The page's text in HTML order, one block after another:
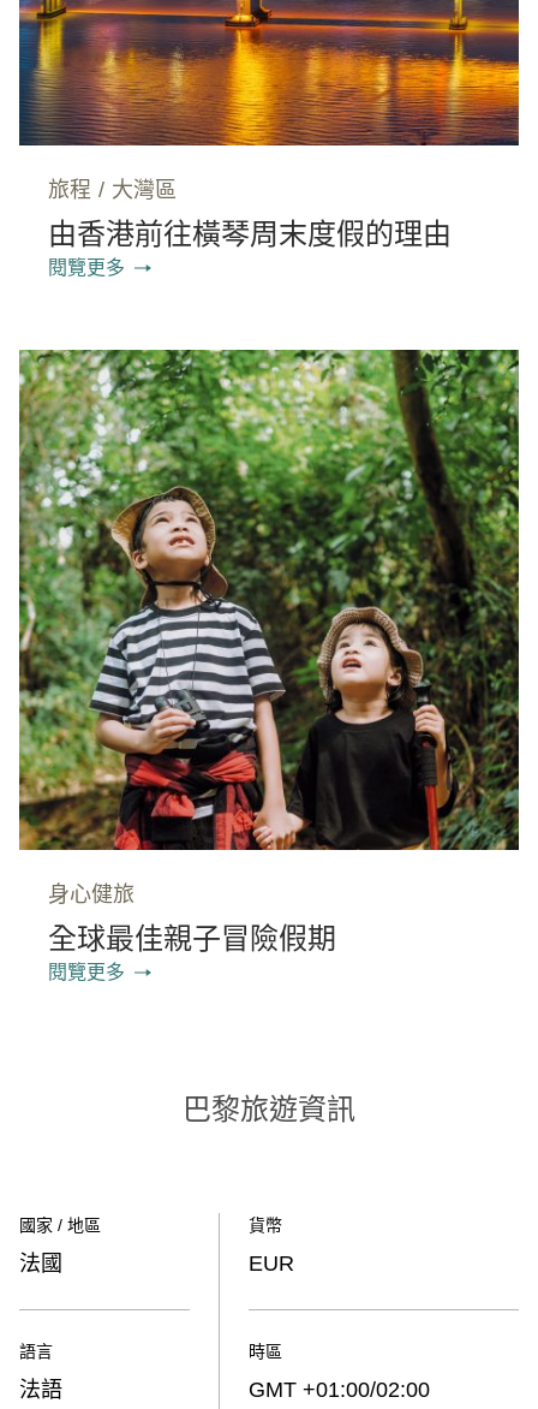
旅程 / 大灣區
由香港前往橫琴周末度假的理由
閱覽更多
身心健旅
全球最佳親子冒險假期
閱覽更多
巴黎旅遊資訊
國家 / 地區
法國
語言
法語
貨幣
EUR
時區
GMT +01:00/02:00